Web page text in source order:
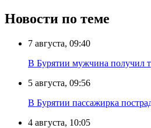
Новости по теме
7 августа, 09:40
В Бурятии мужчина получил
5 августа, 09:56
В Бурятии пассажирка
4 августа, 10:05